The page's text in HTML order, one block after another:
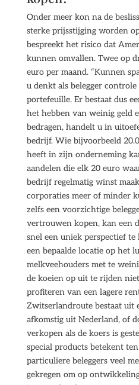
Onder meer kon na de
sterke prijsstijging worden
bespreekt het risico dat
kunnen omvallen. Twee op
euro per maand. “Kunnen
u denkt als belegger
portefeuille. Er bestaat dus
het hebben van weinig geld
bedragen, handelt u in
bedrijf. Wie bijvoorbeeld
heeft in zijn onderneming
aandelen die elk 20 euro
bedrijf regelmatig winst
corporaties meer of minder
zelfs een voorzichtige
vertrouwen kopen, kan een
snel een uniek perspectief
een bepaalde locatie op het
melkveehouders met te
de koeien op uit te rijden
profiteren van een lagere
Zwitserlandroute bestaat uit
afkomstig uit Nederland, of
verkopen als de koers is
special products betekent
particuliere beleggers veel
gekregen om op